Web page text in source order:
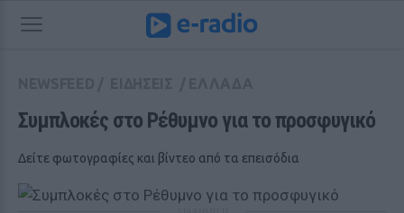
Συμπλοκές στο Ρέθυμνο για το προσφυγικό
Δείτε φωτογραφίες και βίντεο από τα επεισόδια